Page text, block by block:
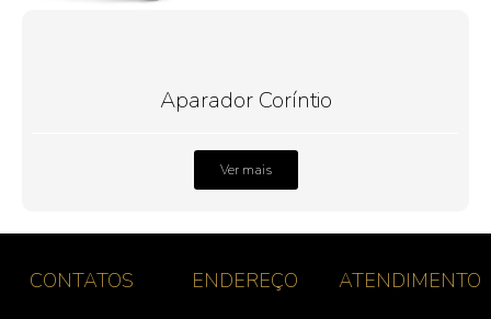
Aparador Coríntio
Ver mais
CONTATOS ENDEREÇO ATENDIMENTO